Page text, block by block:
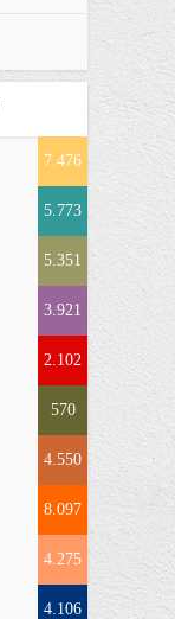
7.476
5.773
5.351
3.921
2.102
570
4.550
8.097
4.275
4.106